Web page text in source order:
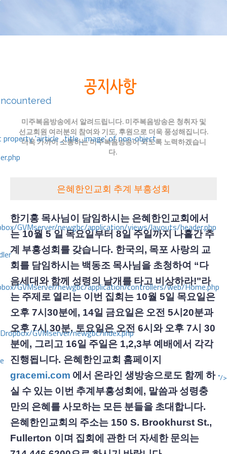
property 'airticle_title_image' of non-object
GVMserver/newgbc/application/views/layouts/header.php
GVMserver/newgbc/application/controllers/web/Home.php
GVMserver/newgbc/index.php
"/>
미주복음방송에서 알려드립니다. 미주복음방송은 청취자 및
선교회원 여러분의 참여와 기도, 후원으로 더욱 풍성해집니다.
더욱 가까이 소통하는 미주복음방송이 되도록 노력하겠습니
다.
은혜한인교회 추계 부흥성회
한기홍 목사님이 담임하시는 은혜한인교회에서
는 10월 5 일 목요일부터 8일 주일까지 나흘간추
계 부흥성회를 갖습니다. 한국의 , 목포 사랑의 교
회를 담임하시는 백동조 목사님을 초청하여 “다
음세대와 함께 성령의 날개를 타고 비상하라!"라
는 주제로 열리는 이번 집회는 10월 5일 목요일은
오후 7시 30분에 , 14일 금요일은 오전 5시 20분과
오후7시30분, 토요일은 오전 6시와 오후 7시 30
분에 , 그리고 16일 주일은 1,2,3부 예배에서 각각
진행됩니다. 은혜한인교회 홈페이지
gracemi.com 에서 온라인 생방송으로도 함께 하
실 수 있는 이번 추계부흥성회에 , 말씀과 성령충
만의 은혜를사모하는 모든 분들을 초대합니다.
은혜한인교회의 주소는 150 S. Brookhurst St.,
Fullerton 이며 집회에 관한 더 자세한 문의는